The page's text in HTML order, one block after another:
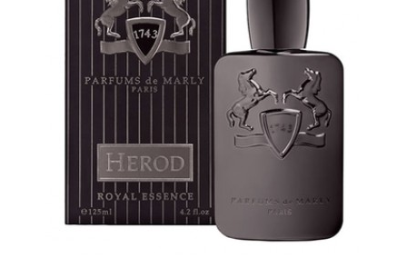
Acqua di Parma
Acqua di Sardegna
Aedes de Venustas
Aerin Lauder